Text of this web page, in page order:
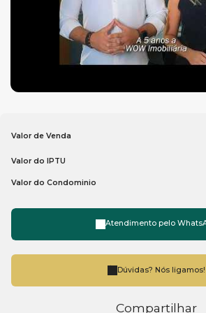
Para mais informações entre em
em Balneário Camboriú, WOW
Valor de Venda
Valor do IPTU
Valor do Condominio
Atendimento pelo
Dúvidas? Nós ligamos!
Compartilhar